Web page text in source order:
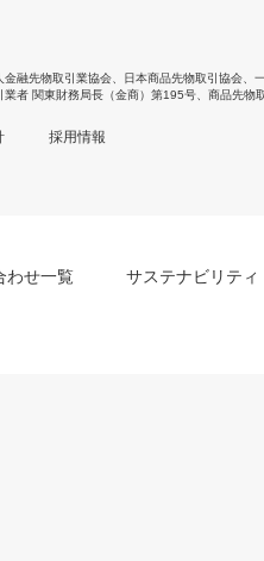
金融先物取引業協会 日本商品先物取引協会
者 関東財務局長（金商）第195号、商品先物
採用情報
わせ一覧 サステナビリティ